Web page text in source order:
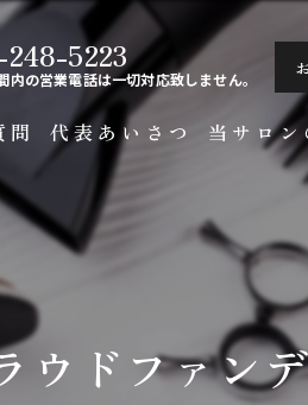
248-5223
内の営業電話は一切対応致しません。
問 代表あいさつ 当サロ
メンズ
カラー
ビジネス
ウドファン